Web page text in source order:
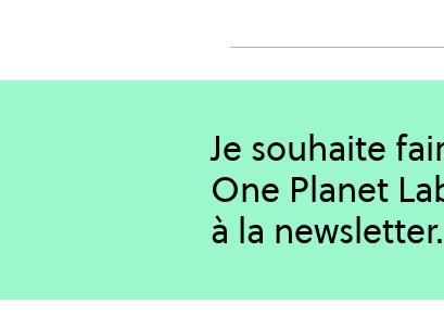
Je souhaite
One Planet
à la newsletter.